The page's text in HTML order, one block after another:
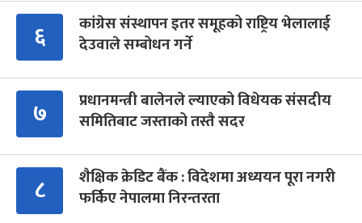
६
कांग्रेस संस्थापन इतर समूहको राष्ट्रिय भेलालाई
देउवाले सम्बोधन गर्ने
७
प्रधानमन्त्री बालेनले ल्याएको विधेयक संसदीय
समितिबाट जस्ताको तस्तै सदर
८
शैक्षिक क्रेडिट बैंक : विदेशमा अध्ययन पूरा नगरी
फर्किए नेपालमा निरन्तरता